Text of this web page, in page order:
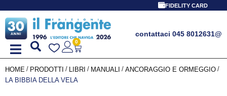
FIDELITY CARD
contattaci 045 8012631@
0
HOME / PRODOTTI / LIBRI / MANUALI / ANCORAGGIO E ORMEGGIO /
LA BIBBIA DELLA VELA